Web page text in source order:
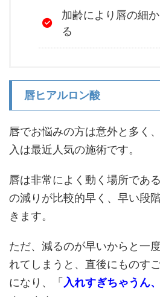
加齢により唇の細
る
唇ヒアルロン酸
唇でお悩みの方は意外と多く
入は最近人気の施術です。
唇は非常によく動く場所であ
の減りが比較的早く、早い段
きます。
ただ、減るのが早いからと一
れてしまうと、直後にものす
になり、「入れすぎちゃうん